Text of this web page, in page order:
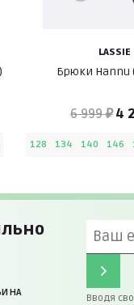
LASSIE
Брюки Hannu
6 999 ₽ 4
128 134 140 146
НА
Вводя